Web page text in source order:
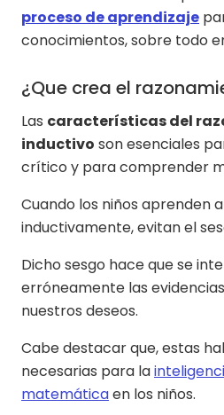
proceso de aprendizaje
conocimientos, sobre todo
¿Que crea el
Las características del
inductivo son esenciales
crítico y para comprender
Cuando los niños aprenden
inductivamente, evitan el
Dicho sesgo hace que se
erróneamente las
nuestros deseos.
Cabe destacar que, estas
necesarias para la
matemáticaen los niños.